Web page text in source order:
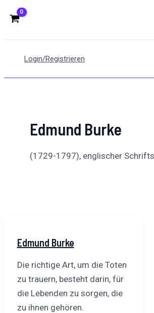
Login/Registrieren
Edmund Burke
(1729-1797), englischer
Edmund Burke
Die richtige Art, um die Toten
zu trauern, besteht darin, für
die Lebenden zu sorgen, die
zu ihnen gehören.